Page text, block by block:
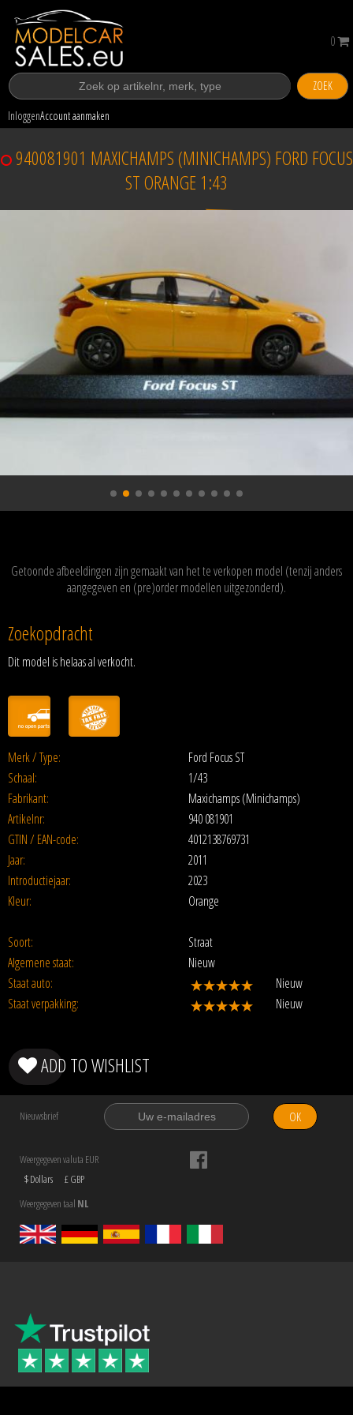
ZOEK
InloggenAccount aanmaken
0
940081901 MAXICHAMPS (MINICHAMPS) FORD FOCUS
ST ORANGE 1:43
Getoonde afbeeldingen zijn gemaakt van het te verkopen model (tenzij anders
aangegeven en (pre)order modellen uitgezonderd).
Zoekopdracht
Dit model is helaas al verkocht.
Merk / Type:
Ford Focus ST
Schaal:
1/43
Fabrikant:
Maxichamps (Minichamps)
Artikelnr:
940 081901
GTIN / EAN-code:
4012138769731
Jaar:
2011
Introductiejaar:
2023
Kleur:
Orange
Soort:
Straat
Algemene staat:
Nieuw
Staat auto:
Nieuw
Staat verpakking:
Nieuw
ADD TO WISHLIST
Nieuwsbrief OK
Weergegeven valuta EUR
$ Dollars
£ GBP
Weergegeven taal NL